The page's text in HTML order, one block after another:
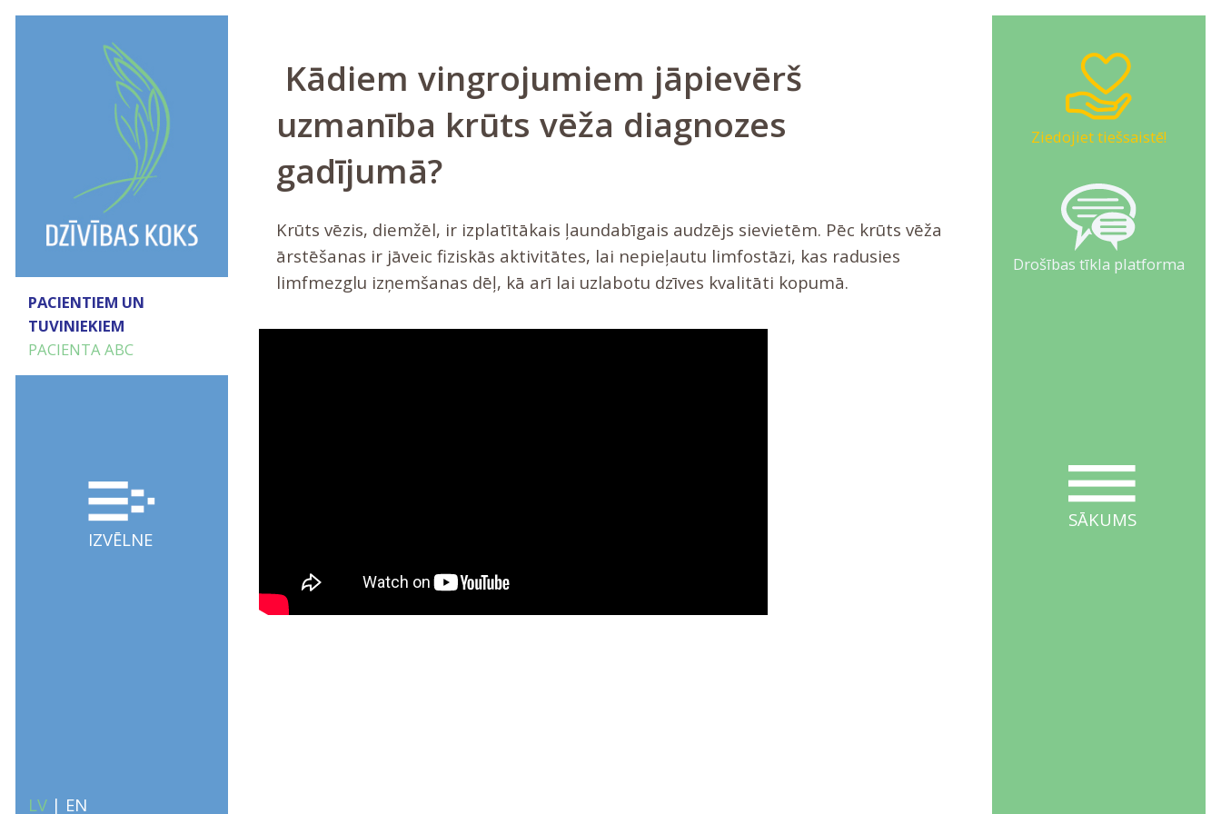
Ziedojiet tiešsaistē!
Drošības tīkla platforma
SĀKUMS
PACIENTIEM UN
TUVINIEKIEM
PACIENTA ABC
IZVĒLNE
LV| EN
Kādiem vingrojumiem jāpievērš
uzmanība krūts vēža diagnozes
gadījumā?
Krūts vēzis, diemžēl, ir izplatītākais ļaundabīgais audzējs sievietēm. Pēc krūts vēža
ārstēšanas ir jāveic fiziskās aktivitātes, lai nepieļautu limfostāzi, kas radusies
limfmezglu izņemšanas dēļ, kā arī lai uzlabotu dzīves kvalitāti kopumā.